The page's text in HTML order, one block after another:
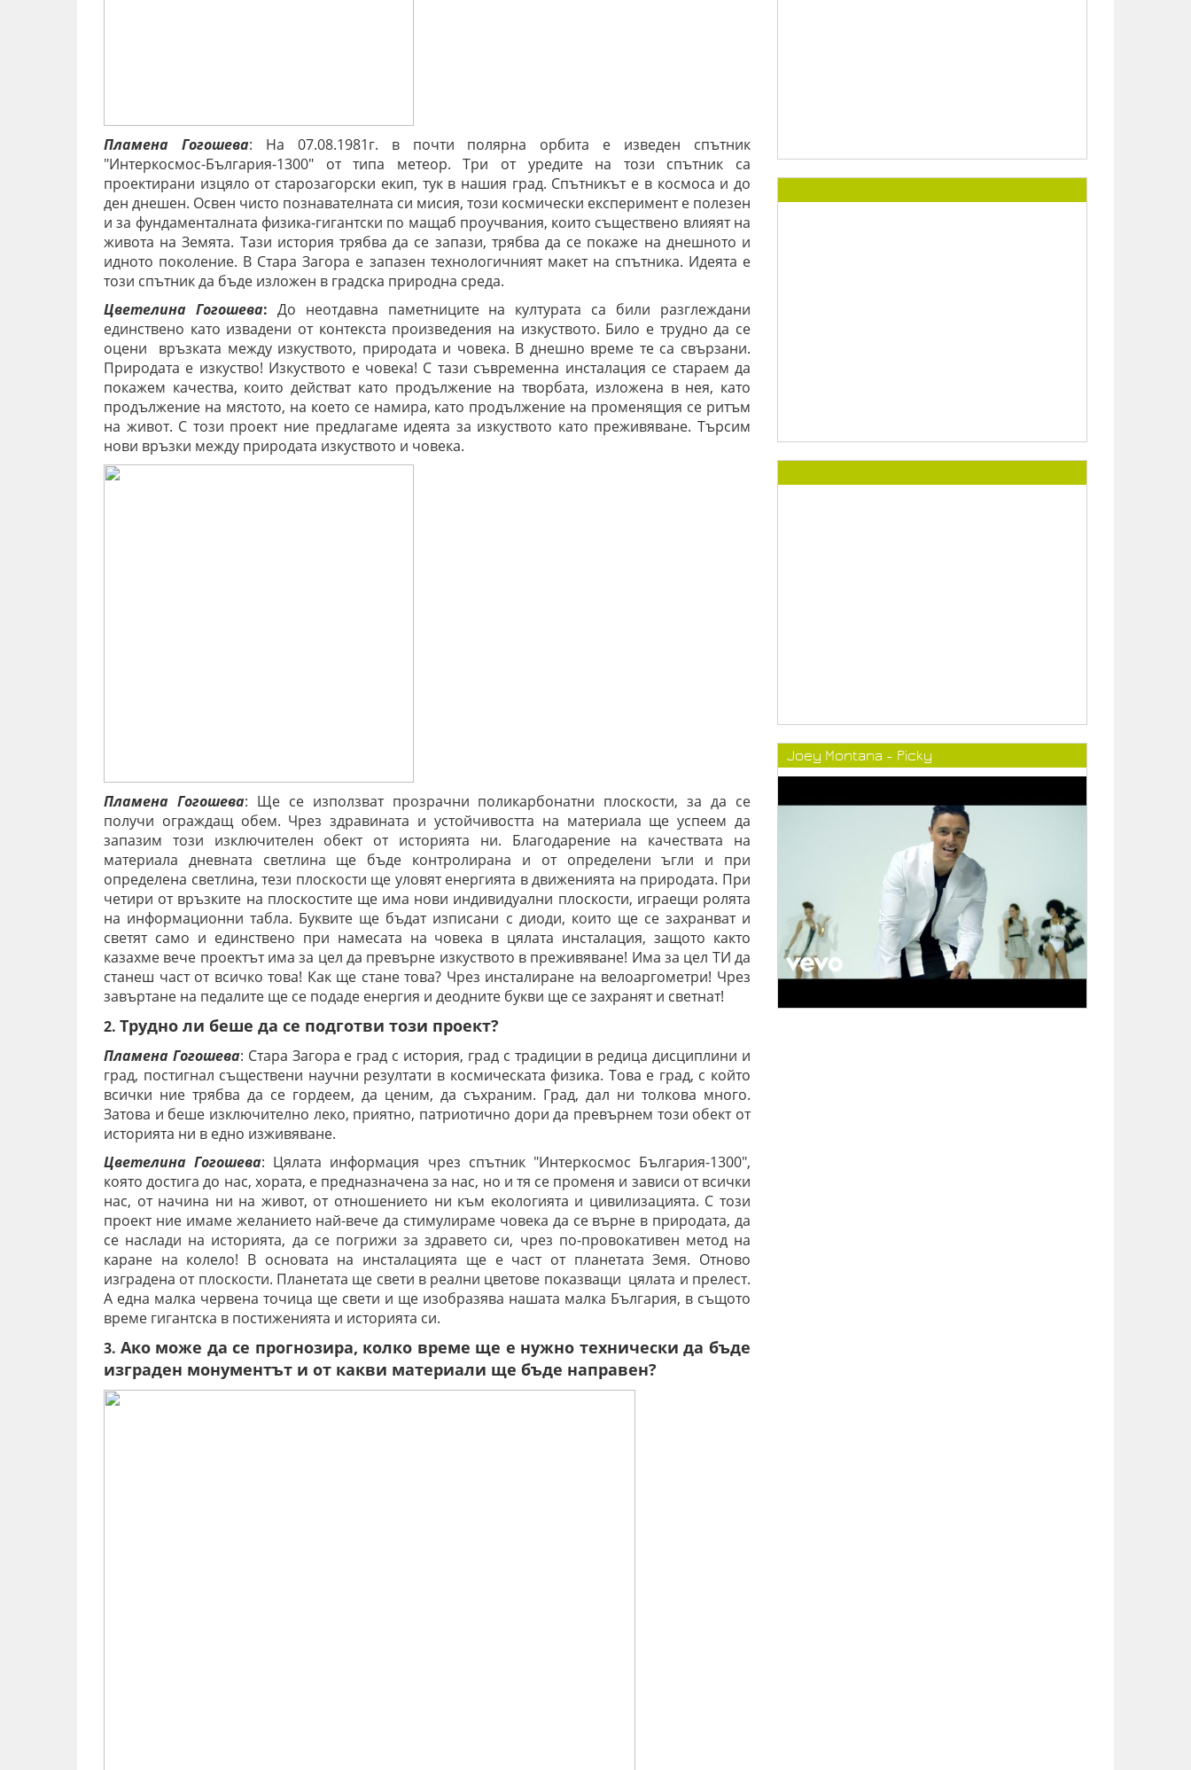
Пламена Гогошева: На 07.08.1981г. в почти полярна орбита е изведен спътник
"Интеркосмос-България-1300" от типа метеор. Три от уредите на този спътник са
проектирани изцяло от старозагорски екип, тук в нашия град. Спътникът е в космоса и до
ден днешен. Освен чисто познавателната си мисия, този космически експеримент е полезен
и за фундаменталната физика-гигантски по мащаб проучвания, които съществено влияят на
живота на Земята. Тази история трябва да се запази, трябва да се покаже на днешното и
идното поколение. В Стара Загора е запазен технологичният макет на спътника. Идеята е
този спътник да бъде изложен в градска природна среда.
Цветелина Гогошева: До неотдавна паметниците на културата са били разглеждани
единствено като извадени от контекста произведения на изкуството. Било е трудно да се
оцени връзката между изкуството, природата и човека. В днешно време те са свързани.
Природата е изкуство! Изкуството е човека! С тази съвременна инсталация се стараем да
покажем качества, които действат като продължение на творбата, изложена в нея, като
продължение на мястото, на което се намира, като продължение на променящия се ритъм
на живот. С този проект ние предлагаме идеята за изкуството като преживяване. Търсим
нови връзки между природата изкуството и човека.
Пламена Гогошева: Ще се използват прозрачни поликарбонатни плоскости, за да се
получи ограждащ обем. Чрез здравината и устойчивостта на материала ще успеем да
запазим този изключителен обект от историята ни. Благодарение на качествата на
материала дневната светлина ще бъде контролирана и от определени ъгли и при
определена светлина, тези плоскости ще уловят енергията в движенията на природата. При
четири от връзките на плоскостите ще има нови индивидуални плоскости, играещи ролята
на информационни табла. Буквите ще бъдат изписани с диоди, които ще се захранват и
светят само и единствено при намесата на човека в цялата инсталация, защото както
казахме вече проектът има за цел да превърне изкуството в преживяване! Има за цел ТИ да
станеш част от всичко това! Как ще стане това? Чрез инсталиране на велоаргометри! Чрез
завъртане на педалите ще се подаде енергия и деодните букви ще се захранят и светнат!
2. Трудно ли беше да се подготви този проект?
Пламена Гогошева: Стара Загора е град с история, град с традиции в редица дисциплини и
град, постигнал съществени научни резултати в космическата физика. Това е град, с който
всички ние трябва да се гордеем, да ценим, да съхраним. Град, дал ни толкова много.
Затова и беше изключително леко, приятно, патриотично дори да превърнем този обект от
историята ни в едно изживяване.
Цветелина Гогошева: Цялата информация чрез спътник "Интеркосмос България-1300",
която достига до нас, хората, е предназначена за нас, но и тя се променя и зависи от всички
нас, от начина ни на живот, от отношението ни към екологията и цивилизацията. С този
проект ние имаме желанието най-вече да стимулираме човека да се върне в природата, да
се наслади на историята, да се погрижи за здравето си, чрез по-провокативен метод на
каране на колело! В основата на инсталацията ще е част от планетата Земя. Отново
изградена от плоскости. Планетата ще свети в реални цветове показващи цялата и прелест.
А една малка червена точица ще свети и ще изобразява нашата малка България, в същото
време гигантска в постиженията и историята си.
3. Ако може да се прогнозира, колко време ще е нужно технически да бъде
изграден монументът и от какви материали ще бъде направен?
Joey Montana - Picky